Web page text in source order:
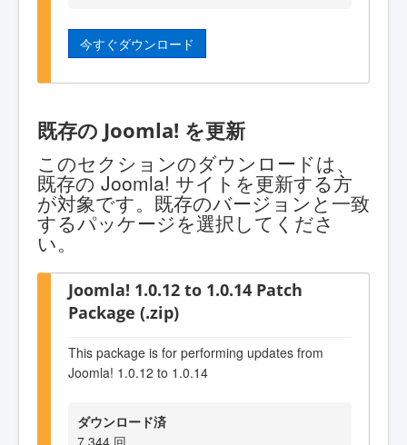
今すぐダウンロード
既存の Joomla! を更新
このセクションのダウンロードは、
既存の Joomla! サイトを更新する方
が対象です。既存のバージョンと一致
するパッケージを選択してくださ
い。
Joomla! 1.0.12 to 1.0.14 Patch
Package (.zip)
This package is for performing updates from
Joomla! 1.0.12 to 1.0.14
ダウンロード済